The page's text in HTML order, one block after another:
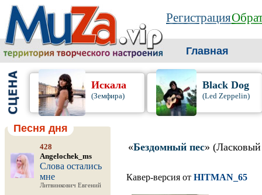
Регистрация
Главная
Искала
(Земфира)
Black Dog
(Led Zeppelin)
Песня дня
428
Angelochek_ms
Слова остались
мне
Литвинкович Евгений
«Бездомный пес»
Кавер-версия от HITMAN_65